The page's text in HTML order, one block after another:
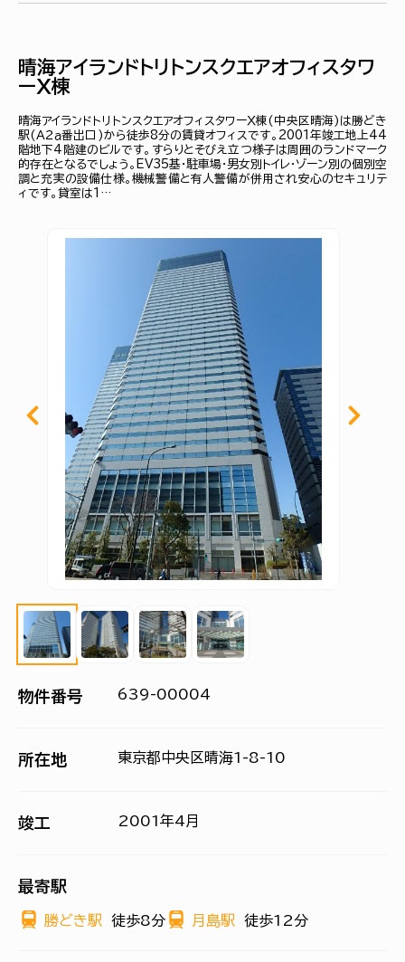
晴海アイランドトリトンスクエアオフィスタワ
ーＸ棟
晴海アイランドトリトンスクエアオフィスタワーＸ棟(中央区晴海)は勝どき
駅(Ａ２ａ番出口)から徒歩8分の賃貸オフィスです。2001年竣工地上44
階地下4階建のビルです。すらりとそびえ立つ様子は周囲のランドマーク
的存在となるでしょう。EV35基・駐車場・男女別トイレ・ゾーン別の個別空
調と充実の設備仕様。機械警備と有人警備が併用され安心のセキュリテ
ィです。貸室は1…
物件番号 639-00004
所在地 東京都中央区晴海1-8-10
竣工 2001年4月
最寄駅
勝どき駅 徒歩8分 月島駅 徒歩12分